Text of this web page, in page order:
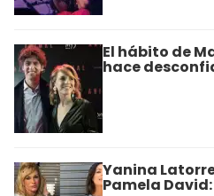
El hábito de
hace
Yanina
Pamela